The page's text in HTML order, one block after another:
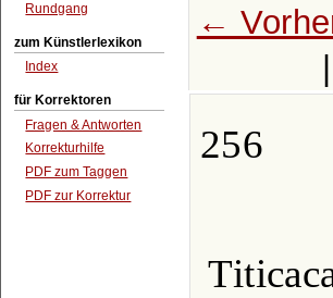
Rundgang
zum Künstlerlexikon
Index
für Korrektoren
Fragen & Antworten
Korrekturhilfe
PDF zum Taggen
PDF zur Korrektur
←
|
256